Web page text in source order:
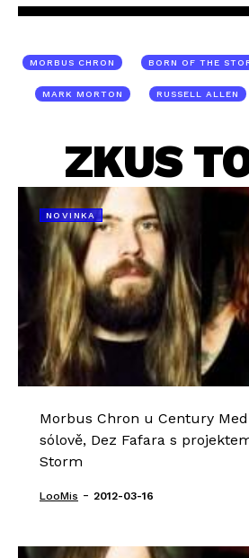
MORBUS CHRON BORN OF THE
MARK MORTON RUSSELL ALLEN
ZKUS
NOVINKA
Morbus Chron u Century
sólově, Dez Fafara s
Storm
LooMis - 2012-03-16